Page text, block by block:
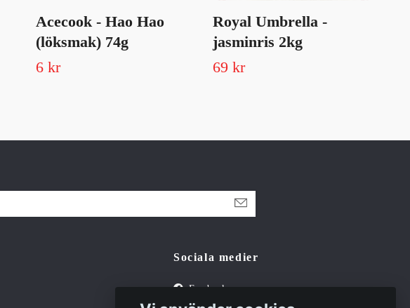
Acecook - Hao Hao
(löksmak) 74g
6 kr
Royal Umbrella -
jasminris 2kg
69 kr
Sociala medier
Facebook